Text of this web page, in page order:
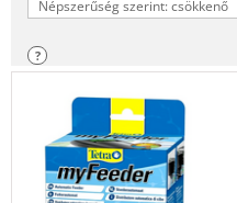
Népszerűség szerint: csökkenő
?